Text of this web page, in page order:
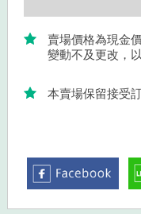
賣場價格為現金
變動不及更改，
本賣場保留接受